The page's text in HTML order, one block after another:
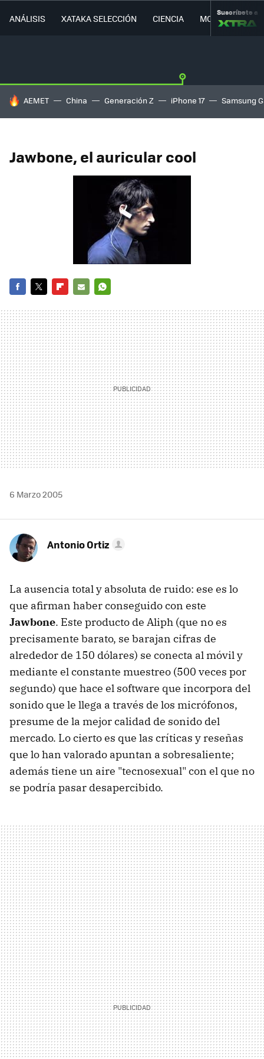
ANÁLISIS XATAKA SELECCIÓN CIENCIA MOVILIDAD
Suscríbete a
HOY SE HABLA DE
AEMET China Generación Z iPhone 17 Samsung
Jawbone, el auricular cool
MAIL
6 Marzo 2005
Antonio Ortiz
La ausencia total y absoluta de ruido: ese es lo
que afirman haber conseguido con este
Jawbone. Este producto de Aliph (que no es
precisamente barato, se barajan cifras de
alrededor de 150 dólares) se conecta al móvil y
mediante el constante muestreo (500 veces por
segundo) que hace el software que incorpora del
sonido que le llega a través de los micrófonos,
presume de la mejor calidad de sonido del
mercado. Lo cierto es que las críticas y reseñas
que lo han valorado apuntan a sobresaliente;
además tiene un aire "tecnosexual" con el que no
se podría pasar desapercibido.